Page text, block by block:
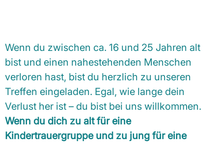
Wenn du zwischen ca. 16 und 25 Jahren alt
bist und einen nahestehenden Menschen
verloren hast, bist du herzlich zu unseren
Treffen eingeladen. Egal, wie lange dein
Verlust her ist – du bist bei uns willkommen.
Wenn du dich zu alt für eine
Kindertrauergruppe und zu jung für eine